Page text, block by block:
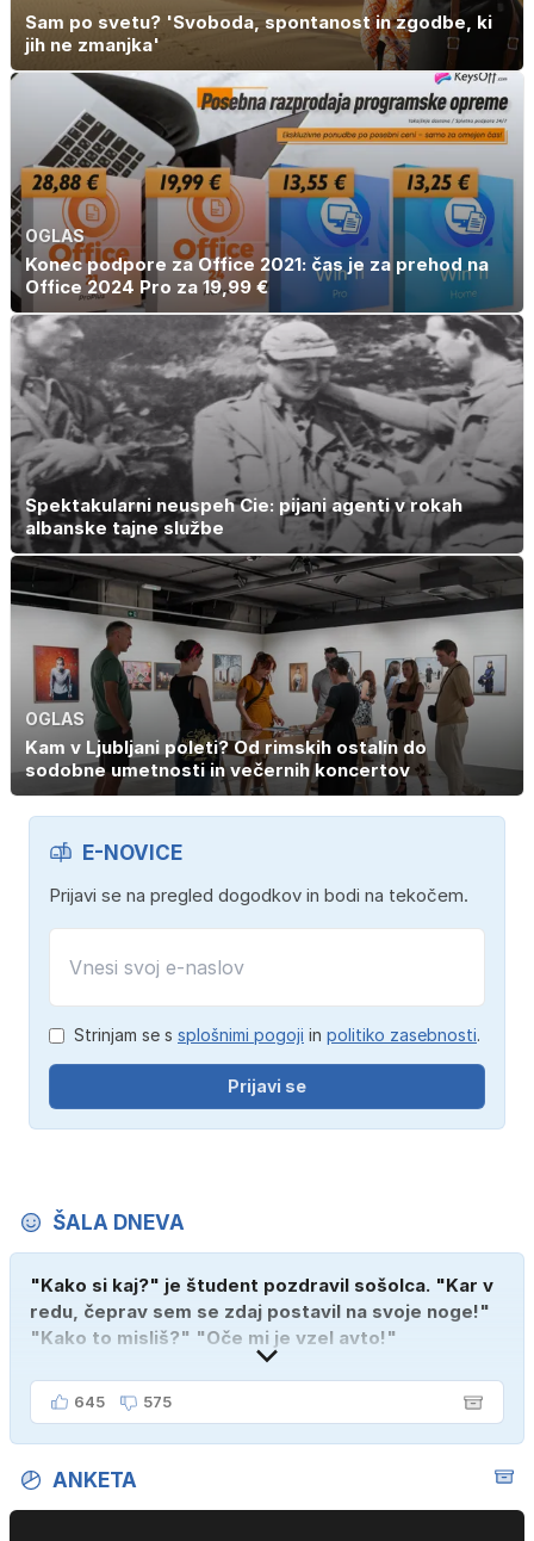
Sam po svetu? 'Svoboda, spontanost in zgodbe, ki
jih ne zmanjka'
OGLAS
Konec podpore za Office 2021: čas je za prehod na
Office 2024 Pro za 19,99 €
Spektakularni neuspeh Cie: pijani agenti v rokah
albanske tajne službe
OGLAS
Kam v Ljubljani poleti? Od rimskih ostalin do
sodobne umetnosti in večernih koncertov
E-NOVICE
Prijavi se na pregled dogodkov in bodi na tekočem.
Strinjam se s splošnimi pogoji in politiko zasebnosti.
Prijavi se
ŠALA DNEVA
"Kako si kaj?" je študent pozdravil sošolca. "Kar v
redu, čeprav sem se zdaj postavil na svoje noge!"
"Kako to misliš?" "Oče mi je vzel avto!"
645 575
ANKETA